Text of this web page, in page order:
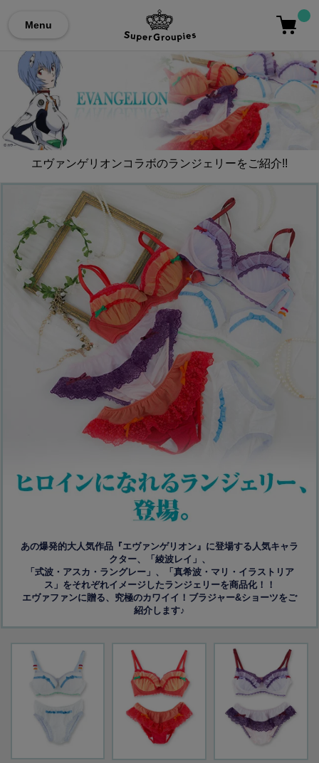
Menu
エヴァンゲリオンコラボのランジェリーをご紹介!!
あの爆発的大人気作品『エヴァンゲリオン』に登場する人気キャラ
クター、「綾波レイ」、
「式波・アスカ・ラングレー」、「真希波・マリ・イラストリア
ス」をそれぞれイメージしたランジェリーを商品化！！
エヴァファンに贈る、究極のカワイイ！ブラジャー&ショーツをご
紹介します♪